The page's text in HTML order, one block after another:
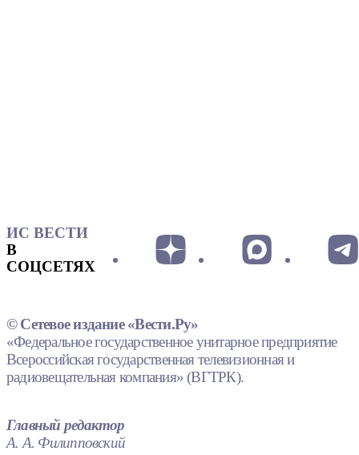
ИС ВЕСТИ
В
СОЦСЕТЯХ
© Сетевое издание «Вести.Ру»
«Федеральное государственное унитарное предприятие
Всероссийская государственная телевизионная и
радиовещательная компания» (ВГТРК).
Главный редактор
А. А. Филипповский